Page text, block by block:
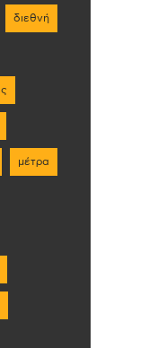
διεθνή
μέτρα